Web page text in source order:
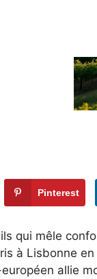
Pinterest
qui mêle
à Lisbonne
allie